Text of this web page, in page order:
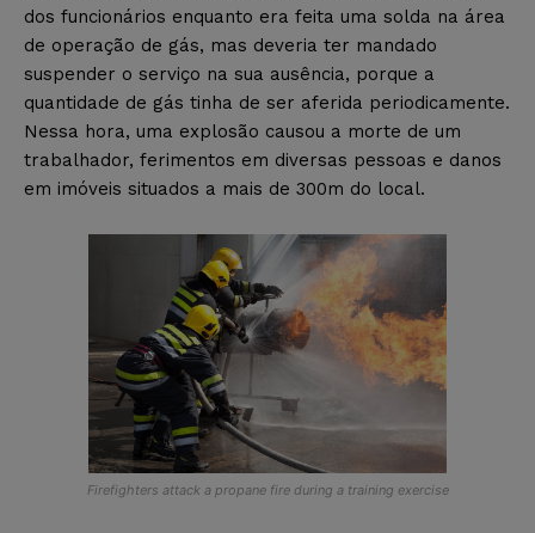
dos funcionários enquanto era feita uma solda na área
de operação de gás, mas deveria ter mandado
suspender o serviço na sua ausência, porque a
quantidade de gás tinha de ser aferida periodicamente.
Nessa hora, uma explosão causou a morte de um
trabalhador, ferimentos em diversas pessoas e danos
em imóveis situados a mais de 300m do local.
Firefighters attack a propane fire during a training exercise